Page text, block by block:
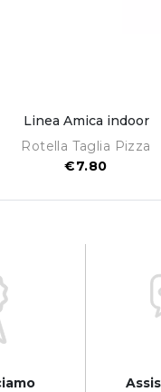
Linea Amica indoor
Rotella Taglia Pizza
€7.80